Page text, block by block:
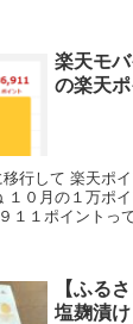
楽天モ
の楽天ポ
行して 楽天ポ
１０月の１万ポ
１１ポイントっ
【ふる
塩麹漬